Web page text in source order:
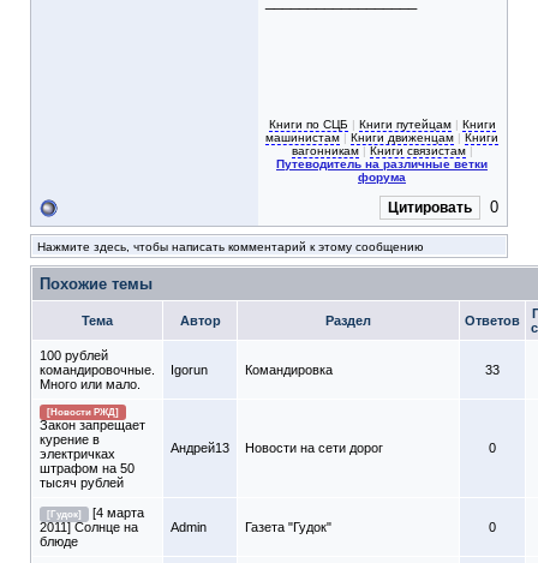
Книги по СЦБ | Книги путейцам| Книги
машинистам | Книги движенцам | Книги
вагонникам| Книги связистам|
Путеводитель на различные ветки
форума
Цитировать 0
Нажмите здесь, чтобы написать комментарий к этому сообщению
Похожие темы
Тема Автор Раздел Ответов
100 рублей
командировочные.
Много или мало.
Igorun Командировка 33
[Новости РЖД]
Закон запрещает
курение в
электричках
штрафом на 50
тысяч рублей
Андрей13 Новости на сети дорог 0
[Гудок]
[4 марта
2011] Солнце на
блюде
Admin Газета "Гудок" 0